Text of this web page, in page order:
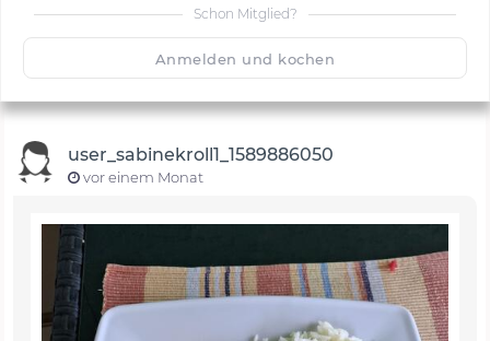
Schon Mitglied?
Anmelden und kochen
🙂 Speichern
user_sabinekroll1_1589886050
vor einem Monat